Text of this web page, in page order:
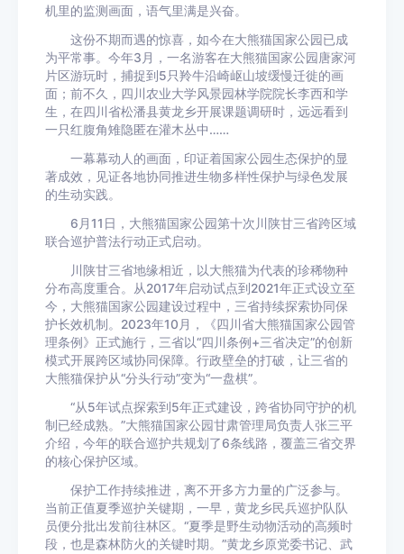
机里的监测画面，语气里满是兴奋。
这份不期而遇的惊喜，如今在大熊猫国家公园已成
为平常事。今年3月，一名游客在大熊猫国家公园唐家河
片区游玩时，捕捉到5只羚牛沿崎岖山坡缓慢迁徙的画
面；前不久，四川农业大学风景园林学院院长李西和学
生，在四川省松潘县黄龙乡开展课题调研时，远远看到
一只红腹角雉隐匿在灌木丛中……
一幕幕动人的画面，印证着国家公园生态保护的显
著成效，见证各地协同推进生物多样性保护与绿色发展
的生动实践。
6月11日，大熊猫国家公园第十次川陕甘三省跨区域
联合巡护普法行动正式启动。
川陕甘三省地缘相近，以大熊猫为代表的珍稀物种
分布高度重合。从2017年启动试点到2021年正式设立至
今，大熊猫国家公园建设过程中，三省持续探索协同保
护长效机制。2023年10月，《四川省大熊猫国家公园管
理条例》正式施行，三省以“四川条例+三省决定”的创新
模式开展跨区域协同保障。行政壁垒的打破，让三省的
大熊猫保护从“分头行动”变为“一盘棋”。
“从5年试点探索到5年正式建设，跨省协同守护的机
制已经成熟。”大熊猫国家公园甘肃管理局负责人张三平
介绍，今年的联合巡护共规划了6条线路，覆盖三省交界
的核心保护区域。
保护工作持续推进，离不开多方力量的广泛参与。
当前正值夏季巡护关键期，一早，黄龙乡民兵巡护队队
员便分批出发前往林区。“夏季是野生动物活动的高频时
段，也是森林防火的关键时期。”黄龙乡原党委书记、武